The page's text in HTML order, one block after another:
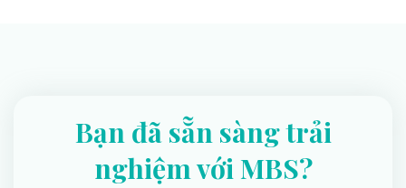
Bạn đã sẵn sàng trải
nghiệm với MBS?